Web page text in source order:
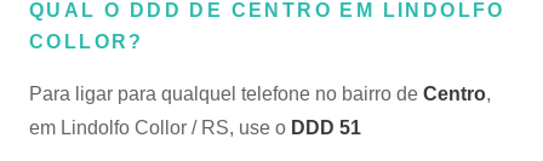
QUAL O DDD DE CENTRO EM LINDOLFO
COLLOR?
Para ligar para qualquel telefone no bairro de Centro,
em Lindolfo Collor / RS, use o DDD 51